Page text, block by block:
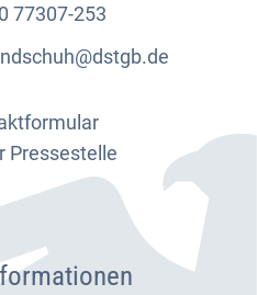
77307-253
Pressestelle